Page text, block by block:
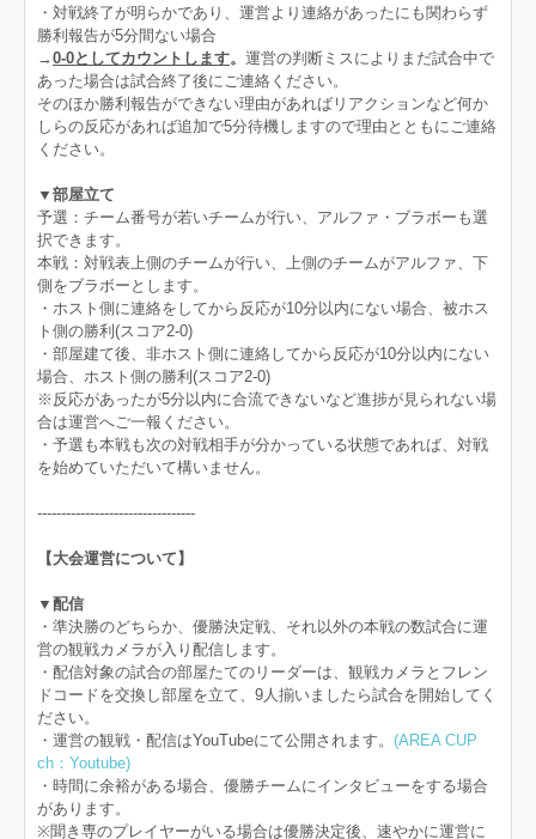
・対戦終了が明らかであり、運営より連絡があったにも関わらず
勝利報告が5分間ない場合
→0‐0としてカウントします。 運営の判断ミスによりまだ試合中で
あった場合は試合終了後にご連絡ください。
そのほか勝利報告ができない理由があればリアクションなど何か
しらの反応があれば追加で5分待機しますので理由とともにご連絡
ください。
▼部屋立て
予選：チーム番号が若いチームが行い、アルファ・ブラボーも選
択できます。
本戦：対戦表上側のチームが行い、上側のチームがアルファ、下
側をブラボーとします。
・ホスト側に連絡をしてから反応が10分以内にない場合、被ホス
ト側の勝利(スコア2-0)
・部屋建て後、非ホスト側に連絡してから反応が10分以内にない
場合、ホスト側の勝利(スコア2-0)
※反応があったが5分以内に合流できないなど進捗が見られない場
合は運営へご一報ください。
・予選も本戦も次の対戦相手が分かっている状態であれば、対戦
を始めていただいて構いません。
---------------------------------
【大会運営について】
▼配信
・準決勝のどちらか、優勝決定戦、それ以外の本戦の数試合に運
営の観戦カメラが入り配信します。
・配信対象の試合の部屋たてのリーダーは、観戦カメラとフレン
ドコードを交換し部屋を立て、9人揃いましたら試合を開始してく
ださい。
・運営の観戦・配信はYouTubeにて公開されます。 (AREA CUP
ch：Youtube)
・時間に余裕がある場合、優勝チームにインタビューをする場合
があります。
※聞き専のプレイヤーがいる場合は優勝決定後、速やかに運営に